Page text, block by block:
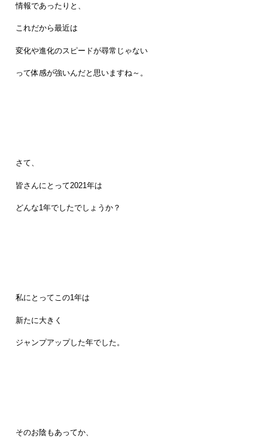
情報であったりと、
これだから最近は
変化や進化のスピードが尋常じゃない
って体感が強いんだと思いますね～。
さて、
皆さんにとって2021年は
どんな1年でしたでしょうか？
私にとってこの1年は
新たに大きく
ジャンプアップした年でした。
そのお陰もあってか、